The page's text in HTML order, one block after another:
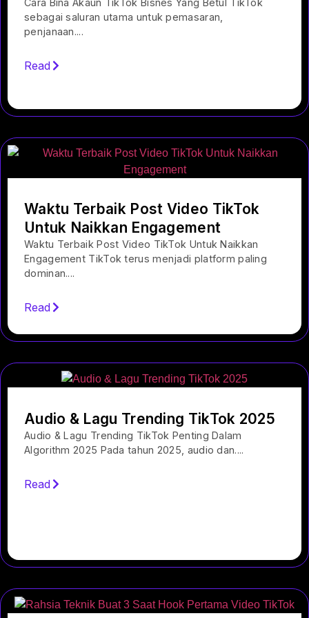
sebagai saluran utama untuk pemasaran,
penjanaan....
Read
Waktu Terbaik Post Video TikTok
Untuk Naikkan Engagement
Waktu Terbaik Post Video TikTok Untuk Naikkan
Engagement TikTok terus menjadi platform paling
dominan....
Read
Audio & Lagu Trending TikTok 2025
Audio & Lagu Trending TikTok Penting Dalam
Algorithm 2025 Pada tahun 2025, audio dan....
Read